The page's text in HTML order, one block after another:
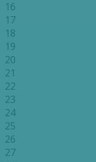
16
17
18
19
20
21
22
23
24
25
26
27